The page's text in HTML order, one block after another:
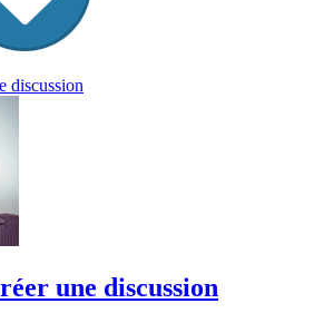
discussion
une discussion